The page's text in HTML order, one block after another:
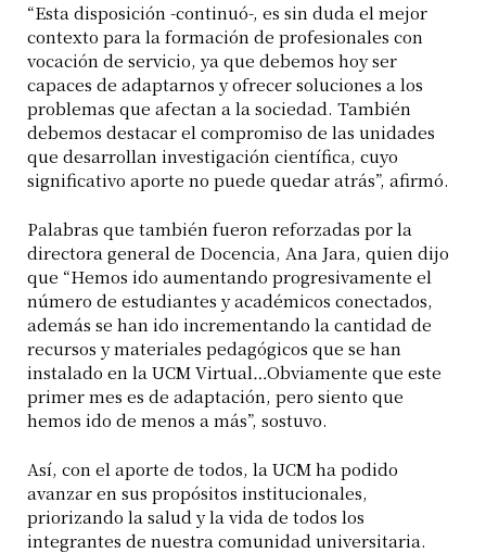
“Esta disposición -continuó-, es sin duda el mejor
contexto para la formación de profesionales con
vocación de servicio, ya que debemos hoy ser
capaces de adaptarnos y ofrecer soluciones a los
problemas que afectan a la sociedad. También
debemos destacar el compromiso de las unidades
que desarrollan investigación científica, cuyo
significativo aporte no puede quedar atrás”, afirmó.
Palabras que también fueron reforzadas por la
directora general de Docencia, Ana Jara, quien dijo
que “Hemos ido aumentando progresivamente el
número de estudiantes y académicos conectados,
además se han ido incrementando la cantidad de
recursos y materiales pedagógicos que se han
instalado en la UCM Virtual…Obviamente que este
primer mes es de adaptación, pero siento que
hemos ido de menos a más”, sostuvo.
Así, con el aporte de todos, la UCM ha podido
avanzar en sus propósitos institucionales,
priorizando la salud y la vida de todos los
integrantes de nuestra comunidad universitaria.